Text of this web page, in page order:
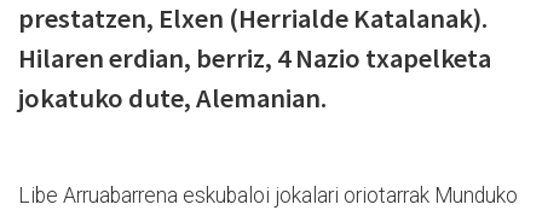
prestatzen, Elxen (Herrialde Katalanak).
Hilaren erdian, berriz, 4 Nazio txapelketa
jokatuko dute, Alemanian.
Libe Arruabarrena eskubaloi jokalari oriotarrak Munduko